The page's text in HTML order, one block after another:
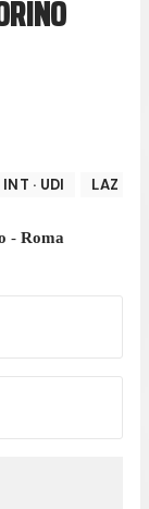
INT · UDI LAZ
- Roma